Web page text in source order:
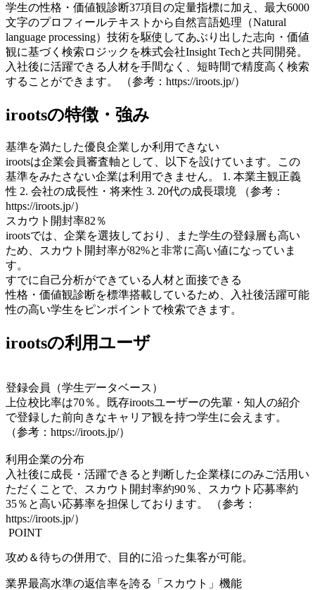
学生の性格・価値観診断37項目の定量指標に加え、最大6000
文字のプロフィールテキストから自然言語処理（Natural
language processing）技術を駆使してあぶり出した志向・価値
観に基づく検索ロジックを株式会社Insight Techと共同開発。
入社後に活躍できる人材を手間なく、短時間で精度高く検索
することができます。 （参考：https://iroots.jp/）
irootsの特徴・強み
基準を満たした優良企業しか利用できない
irootsは企業会員審査軸として、以下を設けています。この
基準をみたさない企業は利用できません。 1. 本業主観正義
性 2. 会社の成長性・将来性 3. 20代の成長環境 （参考：
https://iroots.jp/）
スカウト開封率82％
irootsでは、企業を選抜しており、また学生の登録層も高い
ため、スカウト開封率が82%と非常に高い値になっていま
す。
すでに自己分析ができている人材と面接できる
性格・価値観診断を標準搭載しているため、入社後活躍可能
性の高い学生をピンポイントで検索できます。
irootsの利用ユーザ
登録会員（学生データベース）
上位校比率は70％。既存irootsユーザーの先輩・知人の紹介
で登録した前向きなキャリア観を持つ学生に会えます。
（参考：https://iroots.jp/）
利用企業の分布
入社後に成⾧・活躍できると判断した企業様にのみご活用い
ただくことで、スカウト開封率約90％、スカウト応募率約
35％と高い応募率を担保しております。 （参考：
https://iroots.jp/）
POINT
攻め＆待ちの併用で、目的に沿った集客が可能。
業界最高水準の返信率を誇る「スカウト」機能